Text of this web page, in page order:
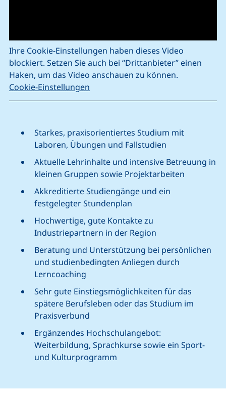
Ihre Cookie-Einstellungen haben dieses Video
blockiert. Setzen Sie auch bei “Drittanbieter” einen
Haken, um das Video anschauen zu können.
Cookie-Einstellungen
Starkes, praxisorientiertes Studium mit
Laboren, Übungen und Fallstudien
Aktuelle Lehrinhalte und intensive Betreuung in
kleinen Gruppen sowie Projektarbeiten
Akkreditierte Studiengänge und ein
festgelegter Stundenplan
Hochwertige, gute Kontakte zu
Industriepartnern in der Region
Beratung und Unterstützung bei persönlichen
und studienbedingten Anliegen durch
Lerncoaching
Sehr gute Einstiegsmöglichkeiten für das
spätere Berufsleben oder das Studium im
Praxisverbund
Ergänzendes Hochschulangebot:
Weiterbildung, Sprachkurse sowie ein Sport-
und Kulturprogramm